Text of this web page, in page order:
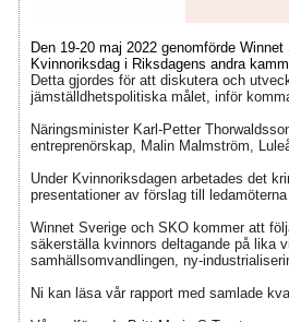
Den 19-20 maj 2022 genomförde
Kvinnoriksdag i Riksdagens andra
Detta gjordes för att diskutera och
jämställdhetspolitiska målet, inför
Näringsminister Karl-Petter
entreprenörskap, Malin Malmström,
Under Kvinnoriksdagen arbetades det
presentationer av förslag till
Winnet Sverige och SKO kommer att
säkerställa kvinnors deltagande på lika
samhällsomvandlingen, ny-
Ni kan läsa vår rapport med samlade